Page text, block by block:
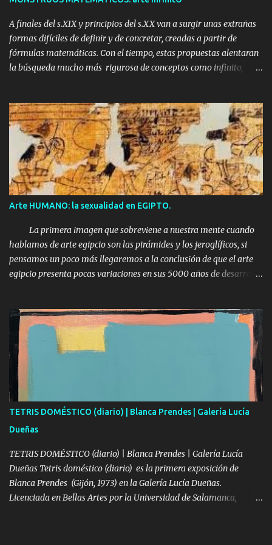
A finales del s.XIX y principios del s.XX van a surgir unas extrañas
formas difíciles de definir y de concretar, creadas a partir de
fórmulas matemáticas. Con el tiempo, estas propuestas alentaran
la búsqueda mucho más rigurosa de conceptos como infinito,
mediados del s.XX los recopilará y los categorizará en una nueva
teoría geométrica: los FRACTALES, para Mandrelbolt estos
monstruos matemáticos serán estructuras geométricas
demasiado irregulares para su descripción a partir de la
matemática tradicional y que además pueden ampliarse infinitas
veces revelando siempre la misma estructura, de modo que una
parte equivale siempre al todo. Un MONSTRUO en matemáticas
dimensiones. Lo curioso de esta inimaginable forma no es en
cuantas dimensiones se encuentra, sino sus simetrías, ya que se t...
Arte HUMANO: la sexualidad en EGIPTO.
La primera imagen que sobreviene a nuestra mente cuando
hablamos de arte egipcio son las pirámides y los jeroglíficos, si
pensamos un poco más llegaremos a la conclusión de que el arte
egipcio presenta pocas variaciones en sus 5000 años de desarrollo
faraones el arte va a estar muy estandarizado y fiscalizado por la
corte, no obstante si escarbamos un poco en la arena del desierto
podremos encontrar otras muestras no tan habituales pero que
ponen al descubierto un Egipto más vivido. Uno de esos ejemplos
es el “Papiro erótico de Turín” el papiro 55.001, del museo egipcio
de Turín, es un manuscrito de 2.59 metros de longitud, realizado
entre 1550-1070 a.c encontrado en la zona de Tebas concretamente
en Deir el-Medina en el s.XVI, en el se muestran doce escenas
sexuales de manera explícita realizadas...
TETRIS DOMÉSTICO (diario) | Blanca Prendes | Galería Lucía
Dueñas
TETRIS DOMÉSTICO (diario) | Blanca Prendes | Galería Lucía
Dueñas Tetris doméstico (diario) es la primera exposición de
Blanca Prendes (Gijón, 1973) en la Galería Lucía Dueñas.
Licenciada en Bellas Artes por la Universidad de Salamanca,